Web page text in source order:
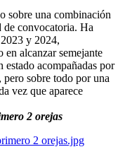
sobre una combinación
de convocatoria. Ha
y 2024,
alcanzar semejante
estado acompañadas por
sobre todo por una
vez que aparece
2 orejas